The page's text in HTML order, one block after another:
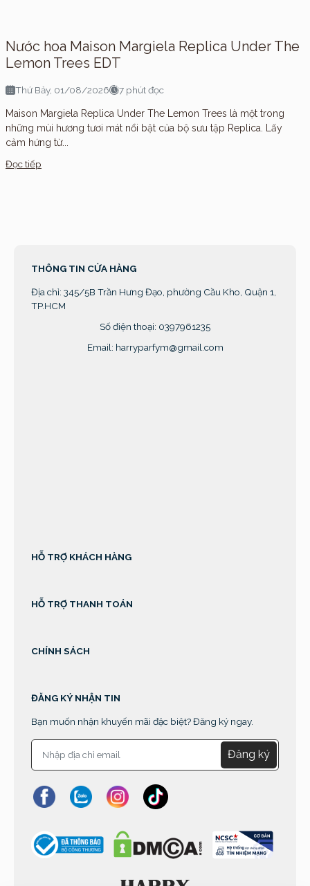
Nước hoa Maison Margiela Replica Under The
Lemon Trees EDT
Thứ Bảy, 01/08/2026 7 phút đọc
Maison Margiela Replica Under The Lemon Trees là một trong
những mùi hương tươi mát nổi bật của bộ sưu tập Replica. Lấy
cảm hứng từ...
Đọc tiếp
THÔNG TIN CỬA HÀNG
Địa chỉ: 345/5B Trần Hưng Đạo, phường Cầu Kho, Quận 1,
TP.HCM
Số điện thoại: 0397961235
Email: harryparfym@gmail.com
HỖ TRỢ KHÁCH HÀNG
HỖ TRỢ THANH TOÁN
CHÍNH SÁCH
ĐĂNG KÝ NHẬN TIN
Bạn muốn nhận khuyến mãi đặc biệt? Đăng ký ngay.
Đăng ký